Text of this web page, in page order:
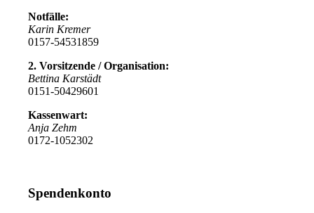
Notfälle:
Karin Kremer
0157-54531859
2. Vorsitzende / Organisation:
Bettina Karstädt
0151-50429601
Kassenwart:
Anja Zehm
0172-1052302
Spendenkonto